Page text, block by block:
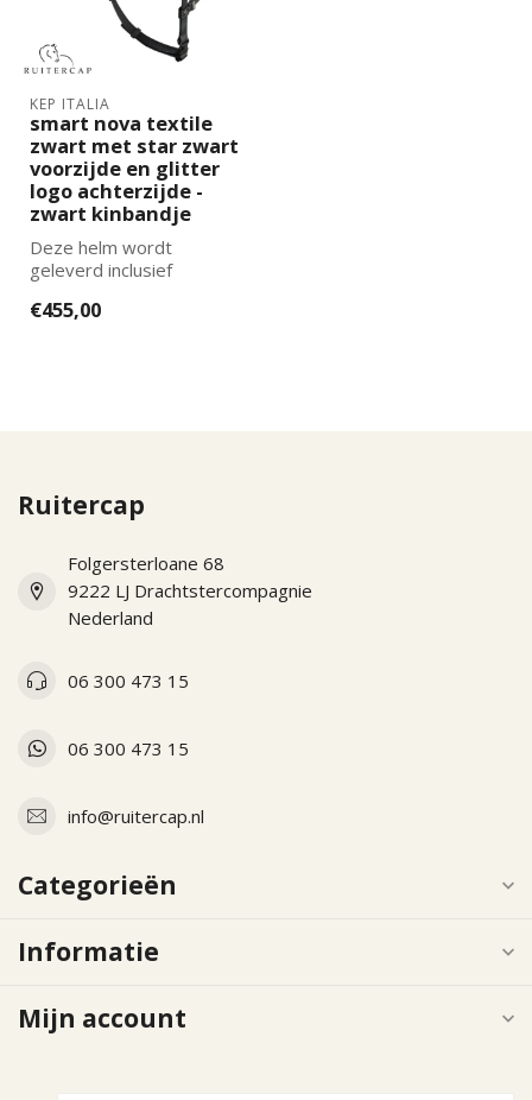
KEP ITALIA
smart nova textile
zwart met star zwart
voorzijde en glitter
logo achterzijde -
zwart kinbandje
Deze helm wordt
geleverd inclusief
maat binnenvoering k...
€455,00
Ruitercap
Folgersterloane 68
9222 LJ Drachtstercompagnie
Nederland
06 300 473 15
06 300 473 15
info@ruitercap.nl
Categorieën
Informatie
Mijn account